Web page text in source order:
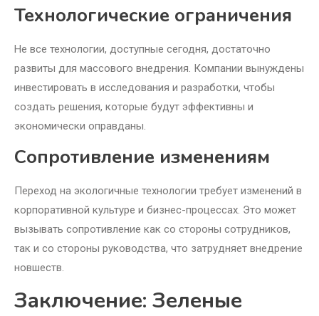
Технологические ограничения
Не все технологии, доступные сегодня, достаточно
развиты для массового внедрения. Компании вынуждены
инвестировать в исследования и разработки, чтобы
создать решения, которые будут эффективны и
экономически оправданы.
Сопротивление изменениям
Переход на экологичные технологии требует изменений в
корпоративной культуре и бизнес-процессах. Это может
вызывать сопротивление как со стороны сотрудников,
так и со стороны руководства, что затрудняет внедрение
новшеств.
Заключение: Зеленые